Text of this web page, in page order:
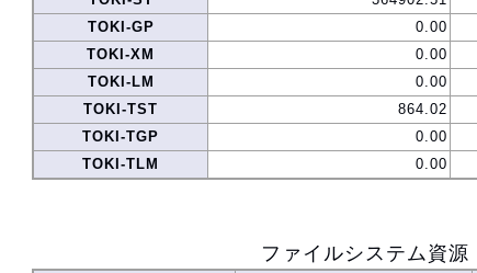
TOKI-GP
0.00
TOKI-XM
0.00
TOKI-LM
0.00
TOKI-TST
864.02
TOKI-TGP
0.00
TOKI-TLM
0.00
ファイルシステム資源